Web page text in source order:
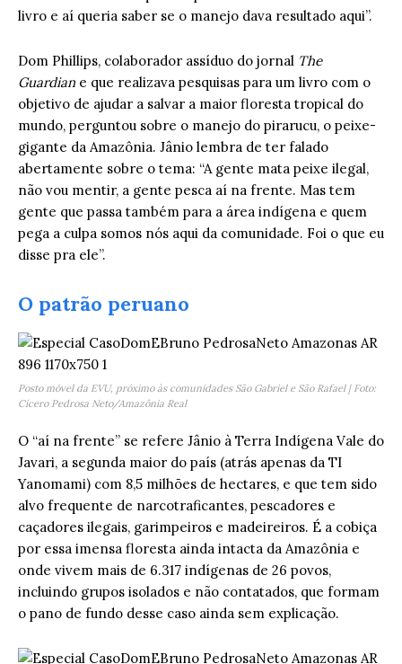
livro e aí queria saber se o manejo dava resultado aqui”.
Dom Phillips, colaborador assíduo do jornal The
Guardian e que realizava pesquisas para um livro com o
objetivo de ajudar a salvar a maior floresta tropical do
mundo, perguntou sobre o manejo do pirarucu, o peixe-
gigante da Amazônia. Jânio lembra de ter falado
abertamente sobre o tema: “A gente mata peixe ilegal,
não vou mentir, a gente pesca aí na frente. Mas tem
gente que passa também para a área indígena e quem
pega a culpa somos nós aqui da comunidade. Foi o que eu
disse pra ele”.
O patrão peruano
Posto móvel da EVU, próximo às comunidades São Gabriel e São Rafael | Foto:
Cícero Pedrosa Neto/Amazônia Real
O “aí na frente” se refere Jânio à Terra Indígena Vale do
Javari, a segunda maior do país (atrás apenas da TI
Yanomami) com 8,5 milhões de hectares, e que tem sido
alvo frequente de narcotraficantes, pescadores e
caçadores ilegais, garimpeiros e madeireiros. É a cobiça
por essa imensa floresta ainda intacta da Amazônia e
onde vivem mais de 6.317 indígenas de 26 povos,
incluindo grupos isolados e não contatados, que formam
o pano de fundo desse caso ainda sem explicação.